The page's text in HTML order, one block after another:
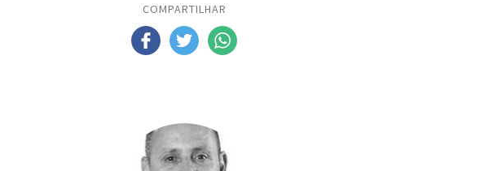
COMPARTILHAR